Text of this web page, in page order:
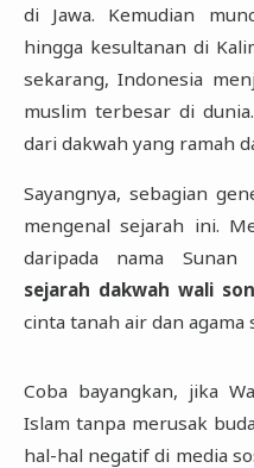
di Jawa. Kemudian
hingga kesultanan di
sekarang, Indonesia
muslim terbesar di
dari dakwah yang ramah
Sayangnya, sebagian
mengenal sejarah ini.
daripada nama Sunan
sejarah dakwah wali
cinta tanah air dan agama
Coba bayangkan, jika
Islam tanpa merusak
hal-hal negatif di media